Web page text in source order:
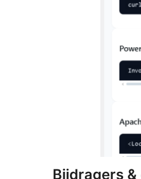
Bijdragers